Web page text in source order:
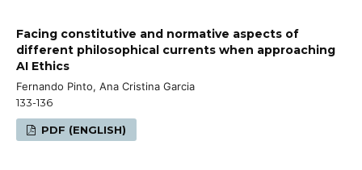
Facing constitutive and normative aspects of
different philosophical currents when approaching
AI Ethics
Fernando Pinto, Ana Cristina Garcia
133-136
PDF (ENGLISH)